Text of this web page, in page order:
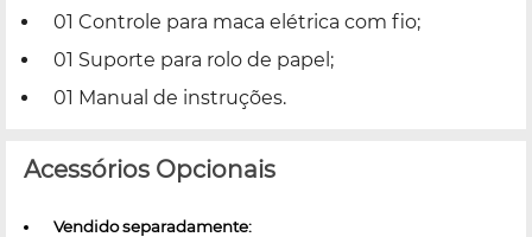
01 Controle para maca elétrica com fio;
01 Suporte para rolo de papel;
01 Manual de instruções.
Acessórios Opcionais
Vendido separadamente: